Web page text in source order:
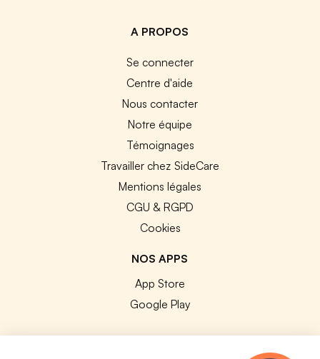
A PROPOS
Se connecter
Centre d'aide
Nous contacter
Notre équipe
Témoignages
Travailler chez SideCare
Mentions légales
CGU & RGPD
Cookies
NOS APPS
App Store
Google Play